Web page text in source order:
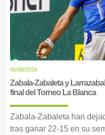
06/08/2026
Zabala-Zabaleta y
final del Torneo La Blanca
Zabala-Zabaleta han
tras ganar 22-15 en su